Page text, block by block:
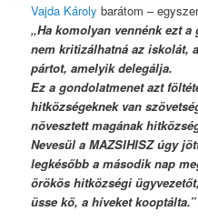
Vajda Károly barátom –
„Ha komolyan vennénk ezt
nem kritizálhatná az iskolát,
pártot, amelyik delegálja.
Ez a gondolatmenet azt
hitközségeknek van
növesztett magának
Nevesül a MAZSIHISZ úgy
legkésőbb a második nap
örökös hitközségi
üsse kő, a híveket kooptálta.”